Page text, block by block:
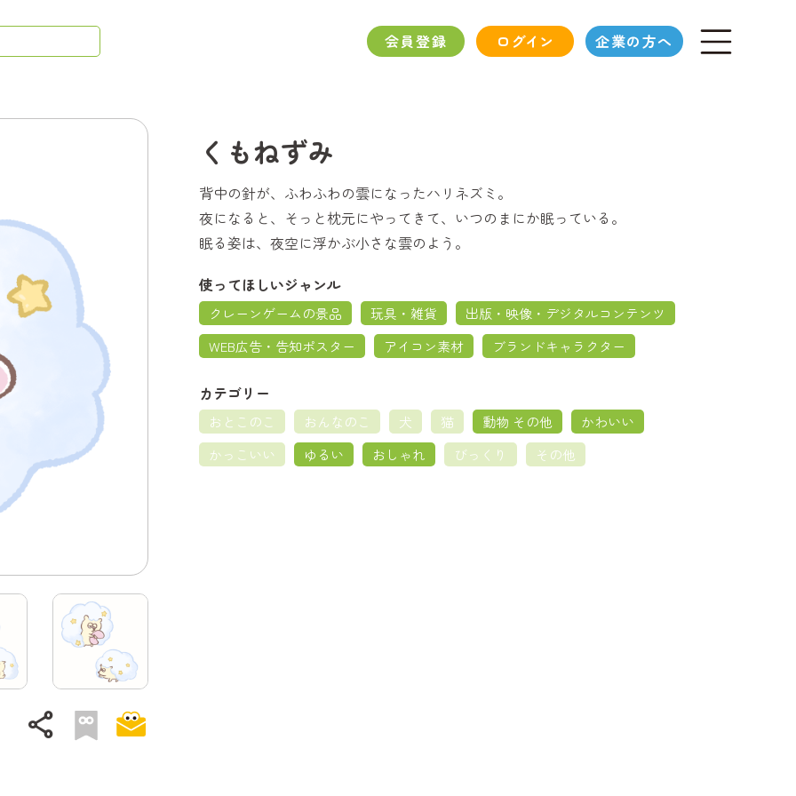
会員登録 ログイン 企業の方へ
share
くもねずみ
背中の針が、ふわふわの雲になったハリネズミ。
夜になると、そっと枕元にやってきて、いつのまにか眠っている。
眠る姿は、夜空に浮かぶ小さな雲のよう。
使ってほしいジャンル
クレーンゲームの景品 玩具・雑貨
出版・映像・デジタルコンテンツ
WEB広告・告知ポスター
アイコン素材 ブランドキャラクター
カテゴリー
おとこのこ おんなのこ 犬 猫 動物 その他
かわいい
かっこいい
ゆるい おしゃれ びっくり その他